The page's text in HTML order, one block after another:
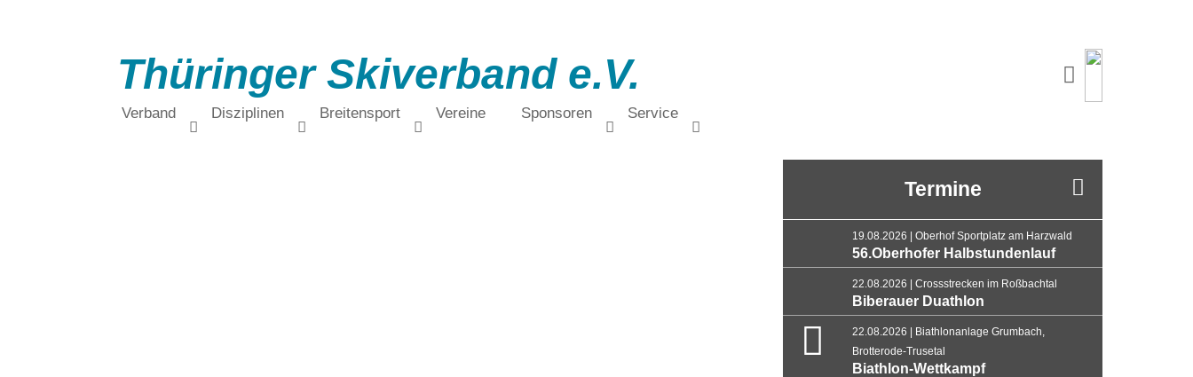
Thüringer Skiverband e.V.
Verband Disziplinen Breitensport Vereine Sponsoren Service
Termine
19.08.2026 | Oberhof Sportplatz am Harzwald
56.Oberhofer Halbstundenlauf
22.08.2026 | Crossstrecken im Roßbachtal
Biberauer Duathlon
22.08.2026 | Biathlonanlage Grumbach,
Brotterode-Trusetal
Biathlon-Wettkampf